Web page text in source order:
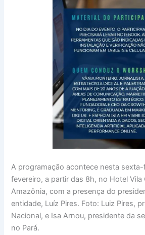
A programação acontece nesta sexta-
fevereiro, a partir das 8h, no Hotel Vila
Amazônia, com a presença do
entidade, Luíz Pires. Foto: Luiz Pires,
Nacional, e Isa Arnou, presidente da
no Pará.